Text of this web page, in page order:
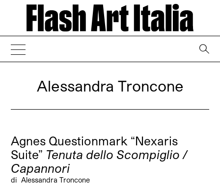
Alessandra Troncone
Agnes Questionmark “Nexaris
Suite” Tenuta dello Scompiglio /
Capannori
di Alessandra Troncone